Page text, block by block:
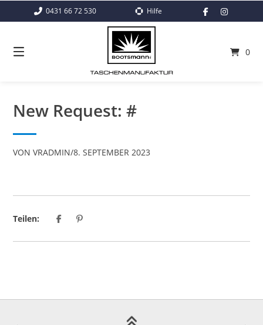
0431 66 72 530 Hilfe
0
New Request: #
VONVRADMIN/8. SEPTEMBER 2023
Teilen: